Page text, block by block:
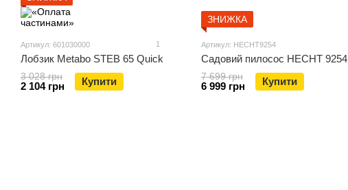
Артикул: 601030000 1
Лобзик Metabo STEB 65 Quick
3 028 грн
2 104 грн Купити
ЗНИЖКА
Артикул: HECHT9254
Садовий пилосос HECHT 9254
7 699 грн
6 999 грн Купити